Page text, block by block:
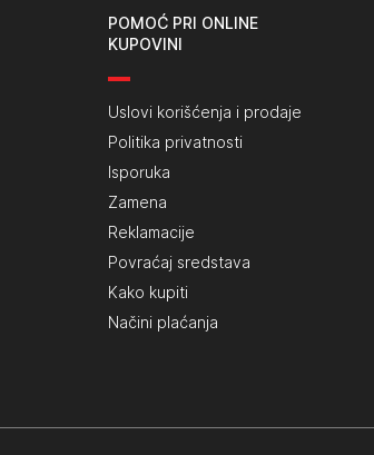
POMOĆ PRI ONLINE
KUPOVINI
Uslovi korišćenja i prodaje
Politika privatnosti
Isporuka
Zamena
Reklamacije
Povraćaj sredstava
Kako kupiti
Načini plaćanja